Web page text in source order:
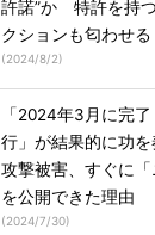
許諾”か 特許を持
クションも匂わせる
(2024/8/2)
「2024年3月に完
行」が結果的に功
攻撃被害、すぐに「
を公開できた理由
(2024/7/30)